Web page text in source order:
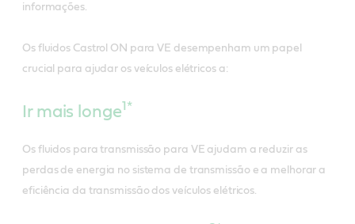
informações.
Os fluidos Castrol ON para VE desempenham um papel
crucial para ajudar os veículos elétricos a:
Ir mais longe1*
Os fluidos para transmissão para VE ajudam a reduzir as
perdas de energia no sistema de transmissão e a melhorar a
eficiência da transmissão dos veículos elétricos.